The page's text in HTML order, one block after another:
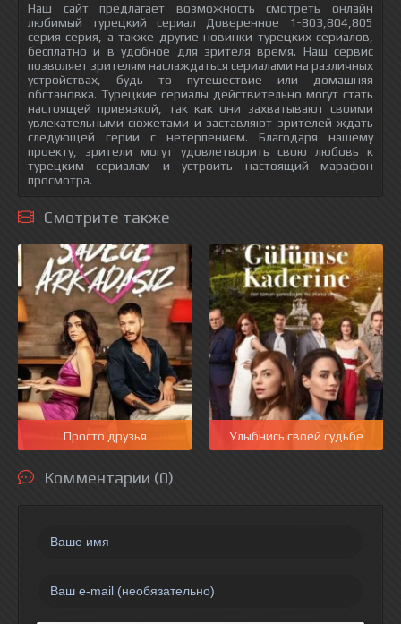
Наш сайт предлагает возможность смотреть онлайн
любимый турецкий сериал Доверенное 1-803,804,805
серия серия, а также другие новинки турецких сериалов,
бесплатно и в удобное для зрителя время. Наш сервис
позволяет зрителям наслаждаться сериалами на различных
устройствах, будь то путешествие или домашняя
обстановка. Турецкие сериалы действительно могут стать
настоящей привязкой, так как они захватывают своими
увлекательными сюжетами и заставляют зрителей ждать
следующей серии с нетерпением. Благодаря нашему
проекту, зрители могут удовлетворить свою любовь к
турецким сериалам и устроить настоящий марафон
просмотра.
Смотрите также
Просто друзья Улыбнись своей судьбе
Комментарии (0)